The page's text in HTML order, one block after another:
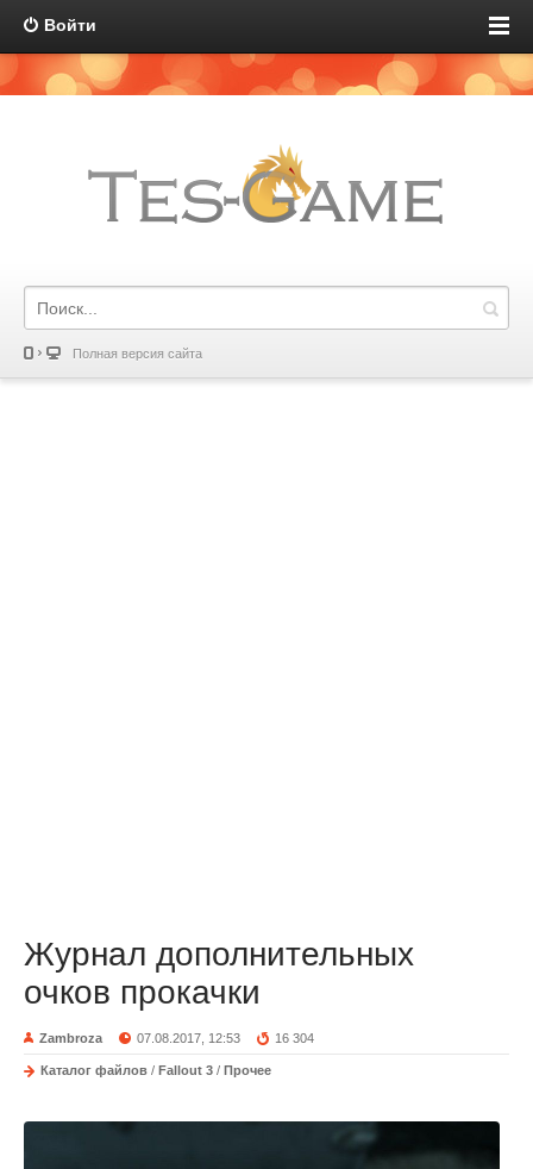
Войти
Полная версия сайта
Журнал дополнительных
очков прокачки
Zambroza 07.08.2017, 12:53 16 304
Каталог файлов / Fallout 3 / Прочее